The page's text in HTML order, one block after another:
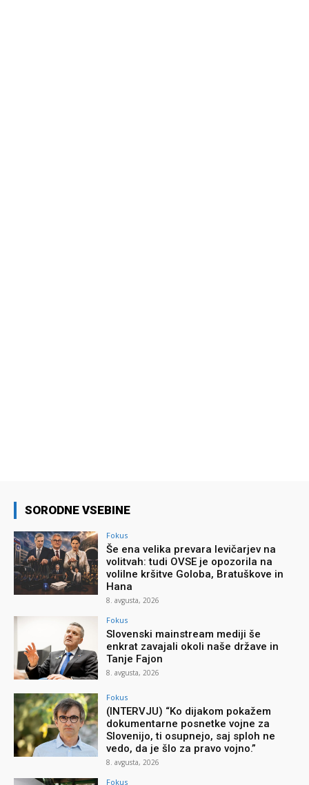
SORODNE VSEBINE
Fokus
Še ena velika prevara levičarjev na
volitvah: tudi OVSE je opozorila na
volilne kršitve Goloba, Bratuškove in
Hana
8. avgusta, 2026
Fokus
Slovenski mainstream mediji še
enkrat zavajali okoli naše države in
Tanje Fajon
8. avgusta, 2026
Fokus
(INTERVJU) “Ko dijakom pokažem
dokumentarne posnetke vojne za
Slovenijo, ti osupnejo, saj sploh ne
vedo, da je šlo za pravo vojno.”
8. avgusta, 2026
Fokus